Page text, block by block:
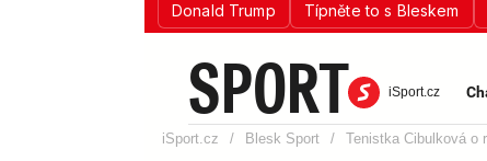
Donald Trump Típněte to s Bleskem
SPORT iSport.cz
iSport.cz / Blesk Sport / Tenistka Cibulková o